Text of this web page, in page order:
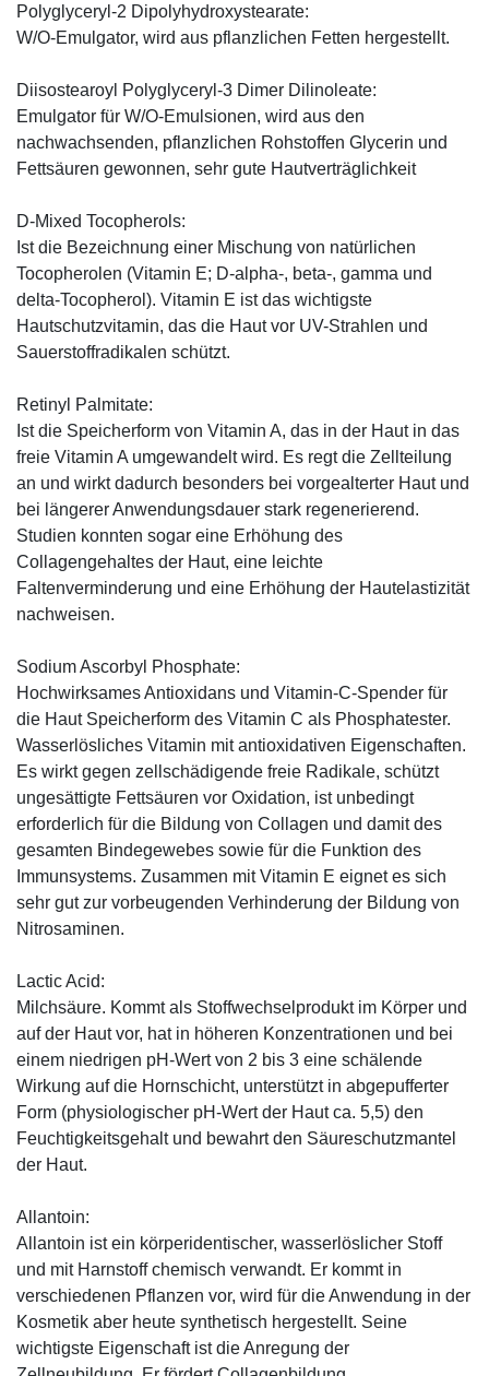
Polyglyceryl-2 Dipolyhydroxystearate:
W/O-Emulgator, wird aus pflanzlichen Fetten hergestellt.
Diisostearoyl Polyglyceryl-3 Dimer Dilinoleate:
Emulgator für W/O-Emulsionen, wird aus den
nachwachsenden, pflanzlichen Rohstoffen Glycerin und
Fettsäuren gewonnen, sehr gute Hautverträglichkeit
D-Mixed Tocopherols:
Ist die Bezeichnung einer Mischung von natürlichen
Tocopherolen (Vitamin E; D-alpha-, beta-, gamma und
delta-Tocopherol). Vitamin E ist das wichtigste
Hautschutzvitamin, das die Haut vor UV-Strahlen und
Sauerstoffradikalen schützt.
Retinyl Palmitate:
Ist die Speicherform von Vitamin A, das in der Haut in das
freie Vitamin A umgewandelt wird. Es regt die Zellteilung
an und wirkt dadurch besonders bei vorgealterter Haut und
bei längerer Anwendungsdauer stark regenerierend.
Studien konnten sogar eine Erhöhung des
Collagengehaltes der Haut, eine leichte
Faltenverminderung und eine Erhöhung der Hautelastizität
nachweisen.
Sodium Ascorbyl Phosphate:
Hochwirksames Antioxidans und Vitamin-C-Spender für
die Haut Speicherform des Vitamin C als Phosphatester.
Wasserlösliches Vitamin mit antioxidativen Eigenschaften.
Es wirkt gegen zellschädigende freie Radikale, schützt
ungesättigte Fettsäuren vor Oxidation, ist unbedingt
erforderlich für die Bildung von Collagen und damit des
gesamten Bindegewebes sowie für die Funktion des
Immunsystems. Zusammen mit Vitamin E eignet es sich
sehr gut zur vorbeugenden Verhinderung der Bildung von
Nitrosaminen.
Lactic Acid:
Milchsäure. Kommt als Stoffwechselprodukt im Körper und
auf der Haut vor, hat in höheren Konzentrationen und bei
einem niedrigen pH-Wert von 2 bis 3 eine schälende
Wirkung auf die Hornschicht, unterstützt in abgepufferter
Form (physiologischer pH-Wert der Haut ca. 5,5) den
Feuchtigkeitsgehalt und bewahrt den Säureschutzmantel
der Haut.
Allantoin:
Allantoin ist ein körperidentischer, wasserlöslicher Stoff
und mit Harnstoff chemisch verwandt. Er kommt in
verschiedenen Pflanzen vor, wird für die Anwendung in der
Kosmetik aber heute synthetisch hergestellt. Seine
wichtigste Eigenschaft ist die Anregung der